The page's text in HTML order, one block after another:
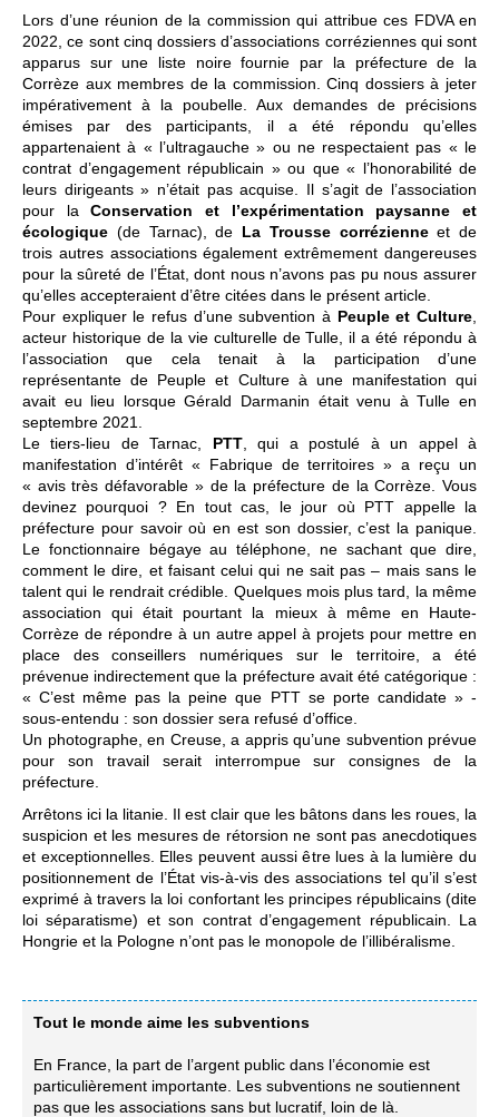
Lors d’une réunion de la commission qui attribue ces FDVA en
2022, ce sont cinq dossiers d’associations corréziennes qui sont
apparus sur une liste noire fournie par la préfecture de la
Corrèze aux membres de la commission. Cinq dossiers à jeter
impérativement à la poubelle. Aux demandes de précisions
émises par des participants, il a été répondu qu’elles
appartenaient à « l’ultragauche » ou ne respectaient pas « le
contrat d’engagement républicain » ou que « l’honorabilité de
leurs dirigeants » n’était pas acquise. Il s’agit de l’association
pour laConservation et l’expérimentation paysanne et
écologique (de Tarnac), de La Trousse corrézienneet de
trois autres associations également extrêmement dangereuses
pour la sûreté de l’État, dont nous n’avons pas pu nous assurer
qu’elles accepteraient d’être citées dans le présent article.
Pour expliquer le refus d’une subvention à Peuple et Culture
acteur historique de la vie culturelle de Tulle, il a été répondu à
l’association que cela tenait à la participation d’une
représentante de Peuple et Culture à une manifestation qui
avait eu lieu lorsque Gérald Darmanin était venu à Tulle en
septembre 2021.
Le tiers-lieu de Tarnac, PTT, qui a postulé à un appel à
manifestation d’intérêt « Fabrique de territoires » a reçu un
« avis très défavorable » de la préfecture de la Corrèze. Vous
devinez pourquoi ? En tout cas, le jour où PTT appelle la
préfecture pour savoir où en est son dossier, c’est la panique.
Le fonctionnaire bégaye au téléphone, ne sachant que dire,
comment le dire, et faisant celui qui ne sait pas – mais sans le
talent qui le rendrait crédible. Quelques mois plus tard, la même
association qui était pourtant la mieux à même en Haute-
Corrèze de répondre à un autre appel à projets pour mettre en
place des conseillers numériques sur le territoire, a été
prévenue indirectement que la préfecture avait été catégorique :
« C’est même pas la peine que PTT se porte candidate » -
sous-entendu : son dossier sera refusé d’office.
Un photographe, en Creuse, a appris qu’une subvention prévue
pour son travail serait interrompue sur consignes de la
préfecture.
Arrêtons ici la litanie. Il est clair que les bâtons dans les roues, la
suspicion et les mesures de rétorsion ne sont pas anecdotiques
et exceptionnelles. Elles peuvent aussi être lues à la lumière du
positionnement de l’État vis-à-vis des associations tel qu’il s’est
exprimé à travers la loi confortant les principes républicains (dite
loi séparatisme) et son contrat d’engagement républicain. La
Hongrie et la Pologne n’ont pas le monopole de l’illibéralisme.
Tout le monde aime les subventions
En France, la part de l’argent public dans l’économie est
particulièrement importante. Les subventions ne soutiennent
pas que les associations sans but lucratif, loin de là.